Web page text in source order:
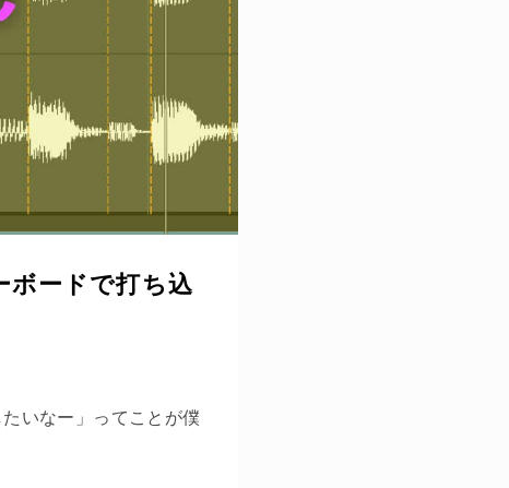
ボードで打ち込
いなー」ってことが僕